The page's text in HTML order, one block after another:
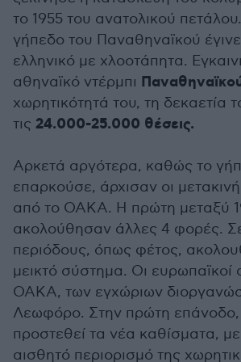
το 1955 του ανατολικού
γήπεδο του Παναθηναϊκού
ελληνικό με χλοοτάπητα.
αθηναϊκό ντέρμπι
χωρητικότητά του, τη δεκαετία
τις 24.000-25.000 θέσεις.
Αρκετά αργότερα, καθώς το
επαρκούσε, άρχισαν οι
από το ΟΑΚΑ. Η πρώτη μεταξύ
ακολούθησαν άλλες 4 φορές.
περιόδους, όπως φέτος,
μεικτό σύστημα. Οι ευρωπαϊκοί
ΟΑΚΑ, των εγχώριων
Λεωφόρο. Στην πρώτη επάνοδο,
προστεθεί τα νέα καθίσματα,
αισθητό περιορισμό της